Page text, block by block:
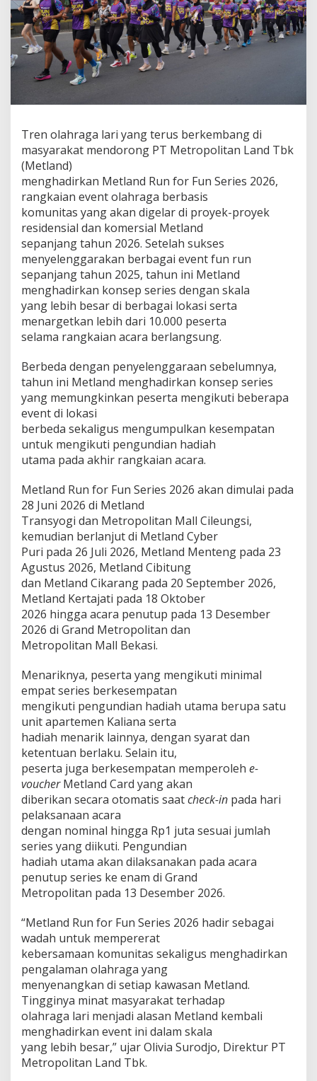
a
t
,
M
e
n
G
e
r
R
u
n
f
o
r
F
u
n
S
e
r
e
s
2
0
6
d
i
P
o
k
-
P
r
o
y
e
k
U
u
l
a
n
e
t
l
a
n
d
e
n
g
a
n
H
d
a
h
U
t
a
m
a
A
p
Tren olahraga lari yang terus berkembang di
masyarakat mendorong PT Metropolitan Land Tbk
(Metland)
menghadirkan Metland Run for Fun Series 2026,
rangkaian event olahraga berbasis
komunitas yang akan digelar di proyek-proyek
residensial dan komersial Metland
sepanjang tahun 2026. Setelah sukses
menyelenggarakan berbagai event fun run
sepanjang tahun 2025, tahun ini Metland
menghadirkan konsep series dengan skala
yang lebih besar di berbagai lokasi serta
menargetkan lebih dari 10.000 peserta
selama rangkaian acara berlangsung.
Berbeda dengan penyelenggaraan sebelumnya,
tahun ini Metland menghadirkan konsep series
yang memungkinkan peserta mengikuti beberapa
event di lokasi
berbeda sekaligus mengumpulkan kesempatan
untuk mengikuti pengundian hadiah
utama pada akhir rangkaian acara.
Metland Run for Fun Series 2026 akan dimulai pada
28 Juni 2026 di Metland
Transyogi dan Metropolitan Mall Cileungsi,
kemudian berlanjut di Metland Cyber
Puri pada 26 Juli 2026, Metland Menteng pada 23
Agustus 2026, Metland Cibitung
dan Metland Cikarang pada 20 September 2026,
Metland Kertajati pada 18 Oktober
2026 hingga acara penutup pada 13 Desember
2026 di Grand Metropolitan dan
Metropolitan Mall Bekasi.
Menariknya, peserta yang mengikuti minimal
empat series berkesempatan
mengikuti pengundian hadiah utama berupa satu
unit apartemen Kaliana serta
hadiah menarik lainnya, dengan syarat dan
ketentuan berlaku. Selain itu,
peserta juga berkesempatan memperoleh e-
voucherMetland Card yang akan
diberikan secara otomatis saatcheck-in pada hari
pelaksanaan acara
dengan nominal hingga Rp1 juta sesuai jumlah
series yang diikuti. Pengundian
hadiah utama akan dilaksanakan pada acara
penutup series ke enam di Grand
Metropolitan pada 13 Desember 2026.
“Metland Run for Fun Series 2026 hadir sebagai
wadah untuk mempererat
kebersamaan komunitas sekaligus menghadirkan
pengalaman olahraga yang
menyenangkan di setiap kawasan Metland.
Tingginya minat masyarakat terhadap
olahraga lari menjadi alasan Metland kembali
menghadirkan event ini dalam skala
yang lebih besar,” ujar Olivia Surodjo, Direktur PT
Metropolitan Land Tbk.